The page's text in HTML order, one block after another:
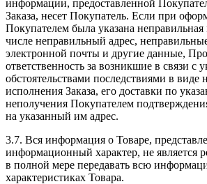
информации, предоставленной
Заказа, несет Покупатель. Если при
Покупателем была указана
числе неправильный адрес,
электронной почты и другие данные,
ответственность за возникшие в связи с
обстоятельствами последствиями в виде
исполнения Заказа, его доставки по
неполучения Покупателем
на указанный им адрес.
3.7. Вся информация о Товаре,
информационный характер, не является
в полной мере передавать всю
характеристиках Товара.